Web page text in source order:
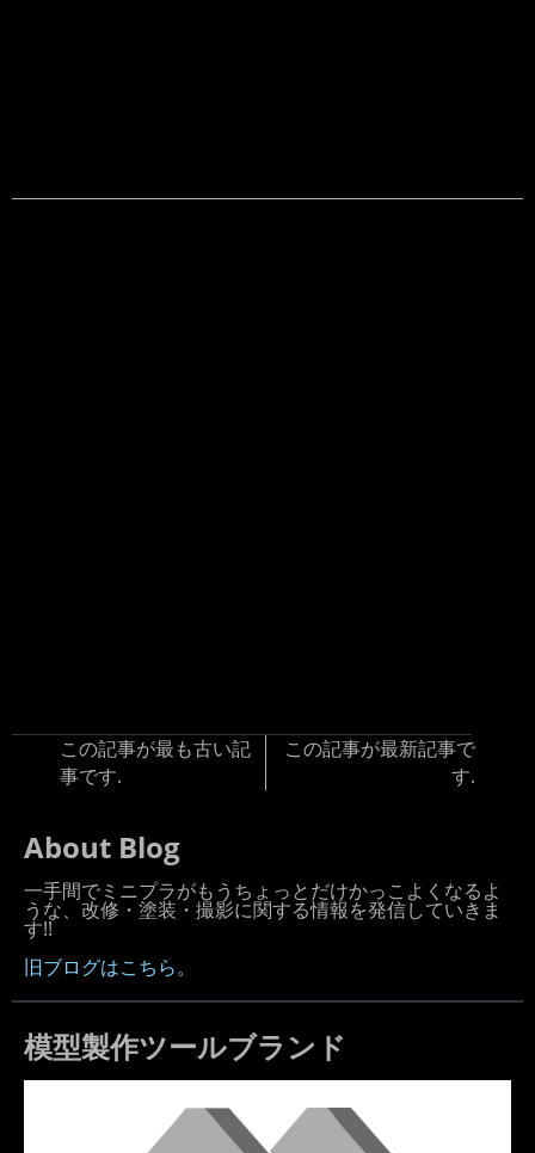
この記事が最も古い記
事です.
この記事が最新記事で
す.
About Blog
一手間でミニプラがもうちょっとだけかっこよくなるよ
うな、改修・塗装・撮影に関する情報を発信していきま
す!!
旧ブログはこちら。
模型製作ツールブランド